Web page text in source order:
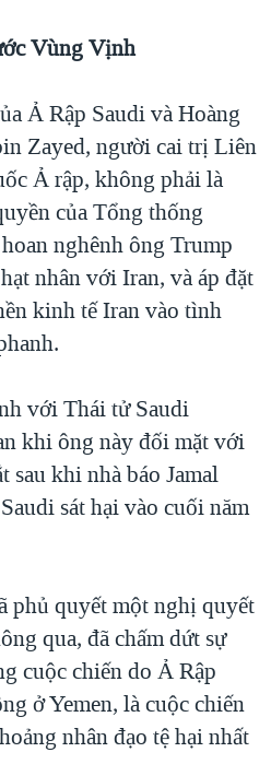
Vùng Vịnh
Ả Rập Saudi và Hoàng
Zayed, người cai trị Liên
Ả rập, không phải là
của Tổng thống
nghênh ông Trump
nhân với Iran, và áp đặt
kinh tế Iran vào tình
với Thái tử Saudi
khi ông này đối mặt với
khi nhà báo Jamal
sát hại vào cuối năm
phủ quyết một nghị quyết
qua, đã chấm dứt sự
cuộc chiến do Ả Rập
ở Yemen, là cuộc chiến
nhân đạo tệ hại nhất